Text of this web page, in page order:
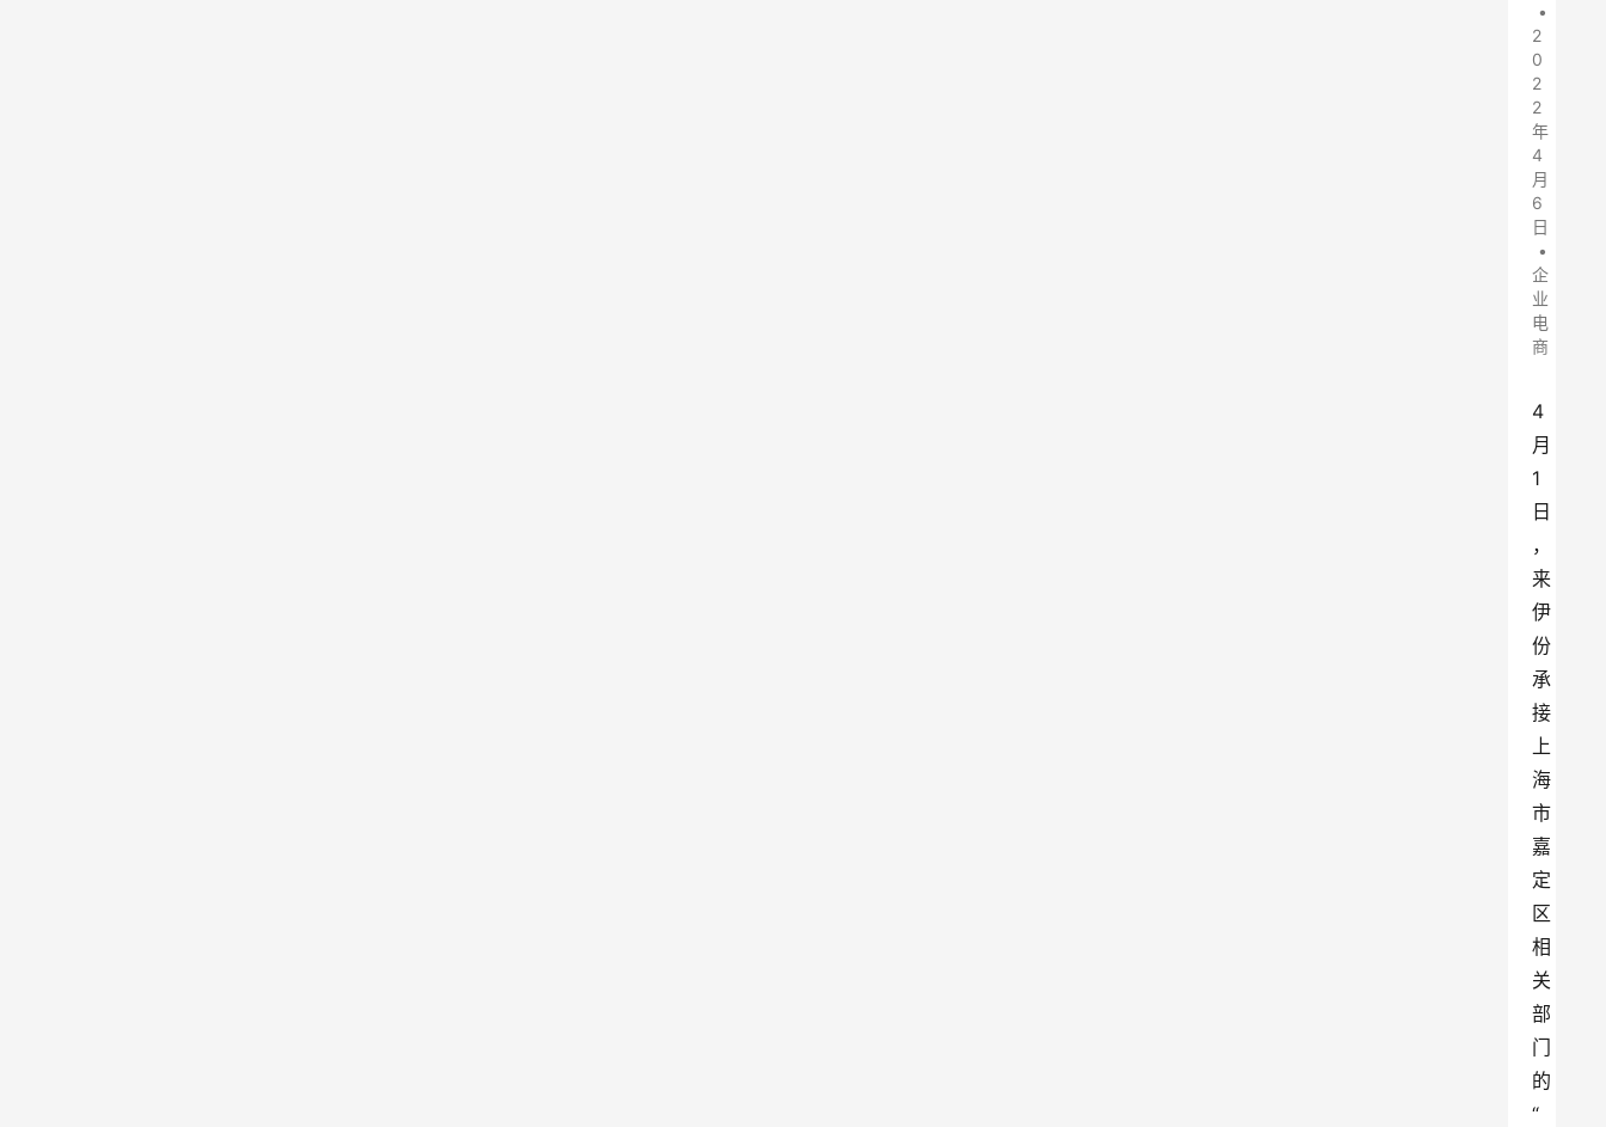
•
2
0
2
2
年
4
月
6
日
•
企
业
电
商
4
月
1
日
，
来
伊
份
承
接
上
海
市
嘉
定
区
相
关
部
门
的
“